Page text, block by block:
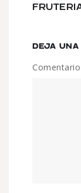
DEJA UNA
Comentario